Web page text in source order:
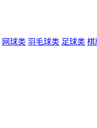
网球类 羽毛球类 足球类 棋